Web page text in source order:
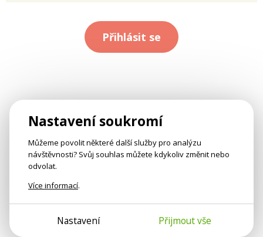
Přihlásit se
Nastavení soukromí
Můžeme povolit některé další služby pro analýzu
návštěvnosti? Svůj souhlas můžete kdykoliv změnit nebo
odvolat.
Více informací.
Nastavení Přijmout vše